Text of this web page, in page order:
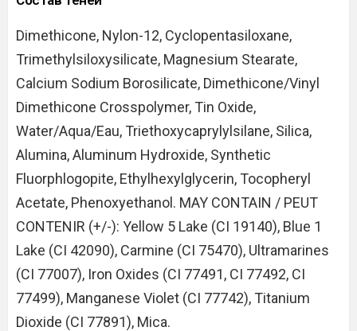
Dimethicone, Nylon-12, Cyclopentasiloxane,
Trimethylsiloxysilicate, Magnesium Stearate,
Calcium Sodium Borosilicate, Dimethicone/Vinyl
Dimethicone Crosspolymer, Tin Oxide,
Water/Aqua/Eau, Triethoxycaprylylsilane, Silica,
Alumina, Aluminum Hydroxide, Synthetic
Fluorphlogopite, Ethylhexylglycerin, Tocopheryl
Acetate, Phenoxyethanol. MAY CONTAIN / PEUT
CONTENIR (+/-): Yellow 5 Lake (CI 19140), Blue 1
Lake (CI 42090), Carmine (CI 75470), Ultramarines
(CI 77007), Iron Oxides (CI 77491, CI 77492, CI
77499), Manganese Violet (CI 77742), Titanium
Dioxide (CI 77891), Mica.